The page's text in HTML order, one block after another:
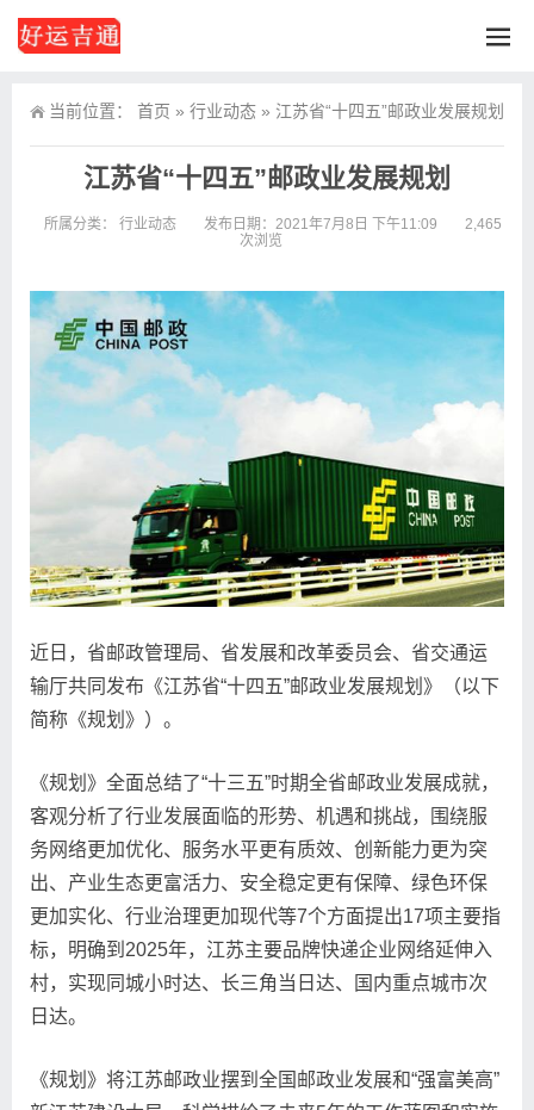
当前位置： 首页 » 行业动态 » 江苏省“十四五”邮政业发展规划
江苏省“十四五”邮政业发展规划
所属分类： 行业动态 发布日期：2021年7月8日 下午11:09
2,465
次浏览
近日，省邮政管理局、省发展和改革委员会、省交通运
输厅共同发布《江苏省“十四五”邮政业发展规划》（以下
简称《规划》）。
《规划》全面总结了“十三五”时期全省邮政业发展成就，
客观分析了行业发展面临的形势、机遇和挑战，围绕服
务网络更加优化、服务水平更有质效、创新能力更为突
出、产业生态更富活力、安全稳定更有保障、绿色环保
更加实化、行业治理更加现代等7个方面提出17项主要指
标，明确到2025年，江苏主要品牌快递企业网络延伸入
村，实现同城小时达、长三角当日达、国内重点城市次
日达。
《规划》将江苏邮政业摆到全国邮政业发展和“强富美高”